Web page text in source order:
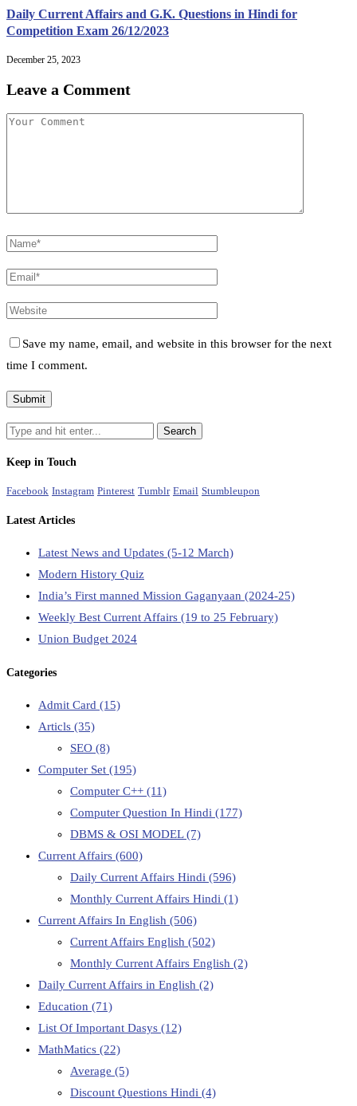
Daily Current Affairs and G.K. Questions in Hindi for
Competition Exam 26/12/2023
December 25, 2023
Leave a Comment
Save my name, email, and website in this browser for the next
time I comment.
Keep in Touch
Facebook Instagram Pinterest Tumblr Email Stumbleupon
Latest Articles
Latest News and Updates (5-12 March)
Modern History Quiz
India’s First manned Mission Gaganyaan (2024-25)
Weekly Best Current Affairs (19 to 25 February)
Union Budget 2024
Categories
Admit Card (15)
Articls (35)
SEO (8)
Computer Set (195)
Computer C++ (11)
Computer Question In Hindi (177)
DBMS & OSI MODEL(7)
Current Affairs (600)
Daily Current Affairs Hindi (596)
Monthly Current Affairs Hindi (1)
Current Affairs In English (506)
Current Affairs English (502)
Monthly Current Affairs English (2)
Daily Current Affairs in English (2)
Education (71)
List Of Important Dasys (12)
MathMatics (22)
Average (5)
Discount Questions Hindi (4)